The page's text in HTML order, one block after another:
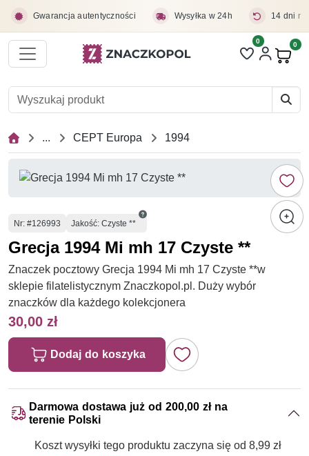
Gwarancja autentyczności Wysyłka w 24h 14 dni
Liczba pozycji
0 0
... CEPT Europa 1994
Numer
Nr: #126993 Jakość: Czyste **
Grecja 1994 Mi mh 17 Czyste **
Znaczek pocztowy Grecja 1994 Mi mh 17 Czyste **w
sklepie filatelistycznym Znaczkopol.pl. Duży wybór
znaczków dla każdego kolekcjonera
30,00 zł
Dodaj do koszyka
Darmowa dostawa już od 200,00 zł na
terenie Polski
Koszt wysyłki tego produktu zaczyna się od 8,99 zł